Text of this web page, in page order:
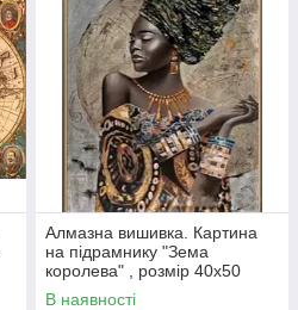
Алмазна вишивка. Картина
на підрамнику "Зема
королева" , розмір 40х50
В наявності